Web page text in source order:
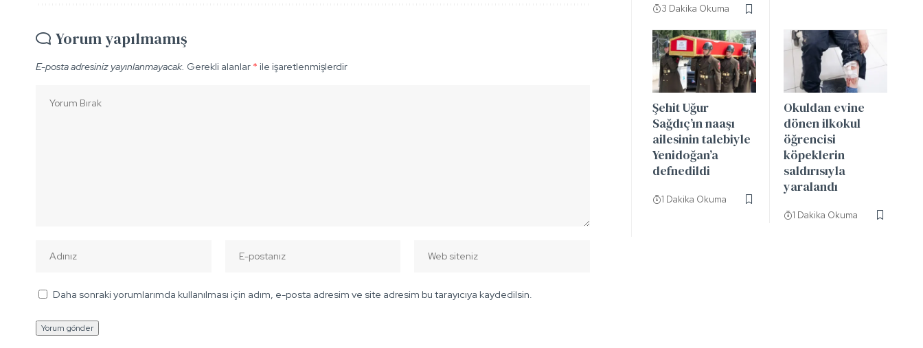
Yorum yapılmamış
E-posta adresiniz yayınlanmayacak. Gerekli alanlar * ile işaretlenmişlerdir
Daha sonraki yorumlarımda kullanılması için adım, e-posta adresim ve site adresim bu tarayıcıya kaydedilsin.
3 Dakika Okuma
Şehit Uğur
Sağdıç’ın naaşı
ailesinin talebiyle
Yenidoğan’a
defnedildi
1 Dakika Okuma
Okuldan evine
dönen ilkokul
öğrencisi
köpeklerin
saldırısıyla
yaralandı
1 Dakika Okuma